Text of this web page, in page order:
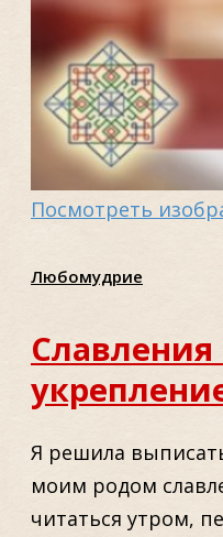
Посмотреть
Любомудрие
Славления
Я решила
моим родом
читаться утром,